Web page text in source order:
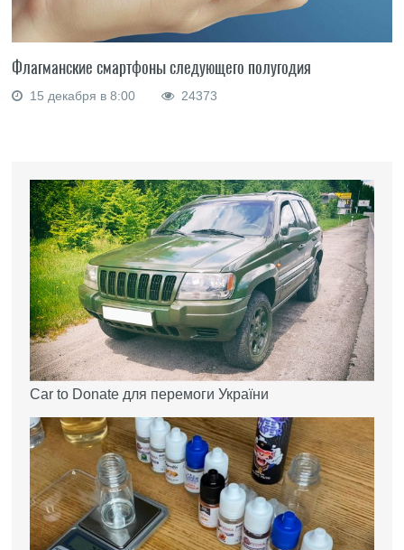
Флагманские смартфоны следующего полугодия
15 декабря в 8:00 24373
Car to Donate для перемоги України